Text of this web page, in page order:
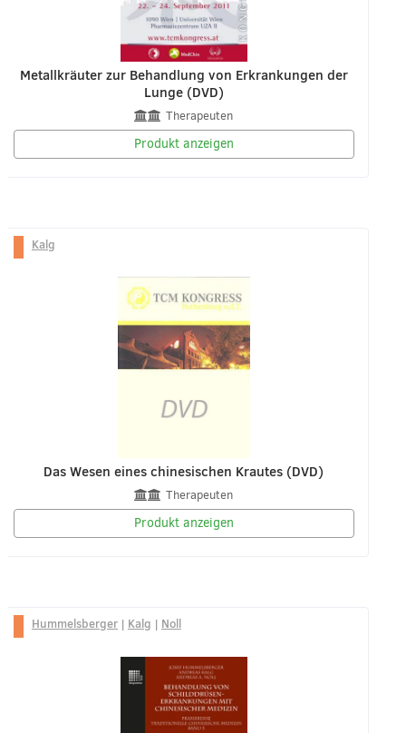
Metallkräuter zur Behandlung von Erkrankungen der
Lunge (DVD)
Therapeuten
Produkt anzeigen
Kalg
Das Wesen eines chinesischen Krautes (DVD)
Therapeuten
Produkt anzeigen
Hummelsberger| Kalg | Noll